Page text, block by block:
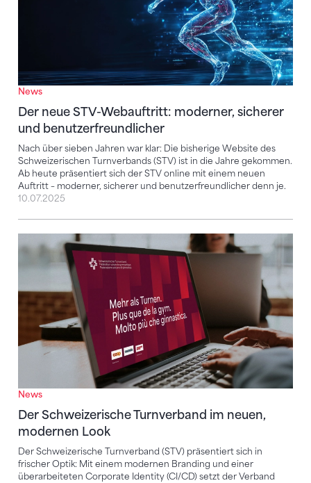
News
Der neue STV-Webauftritt: moderner, sicherer
und benutzerfreundlicher
Nach über sieben Jahren war klar: Die bisherige Website des
Schweizerischen Turnverbands (STV) ist in die Jahre gekommen.
Ab heute präsentiert sich der STV online mit einem neuen
Auftritt – moderner, sicherer und benutzerfreundlicher denn je.
10.07.2025
News
Der Schweizerische Turnverband im neuen,
modernen Look
Der Schweizerische Turnverband (STV) präsentiert sich in
frischer Optik: Mit einem modernen Branding und einer
überarbeiteten Corporate Identity (CI/CD) setzt der Verband
Der Schweizerische Turnverband im neuen,